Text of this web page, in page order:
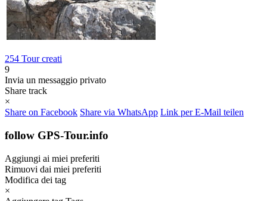
254 Tour creati
9
Invia un messaggio privato
Share track
×
Share on Facebook Share via WhatsApp Link per E-Mail teilen
follow GPS-Tour.info
Aggiungi ai miei preferiti
Rimuovi dai miei preferiti
Modifica dei tag
×